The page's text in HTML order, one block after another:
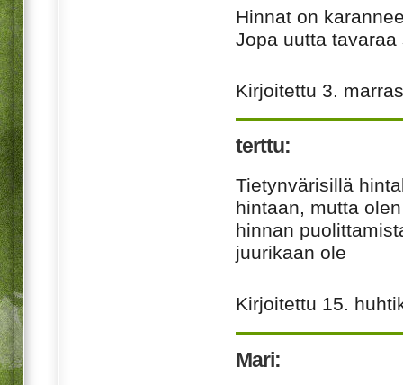
Hinnat on
Jopa uutta
Kirjoitettu 3.
terttu:
Tietynvärisillä
hintaan, mutta
hinnan
juurikaan ole
Kirjoitettu 15.
Mari: